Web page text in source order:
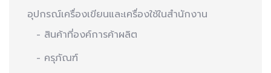
อุปกรณ์เครื่องเขียนและเครื่องใช้ในสำนักงาน
- สินค้าที่องค์การค้าผลิต
- ครุภัณฑ์